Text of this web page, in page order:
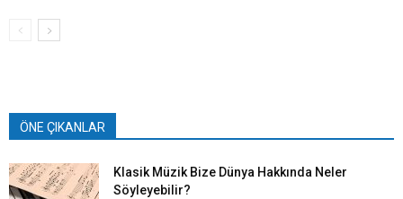
ÖNE ÇIKANLAR
Klasik Müzik Bize Dünya Hakkında Neler
Söyleyebilir?